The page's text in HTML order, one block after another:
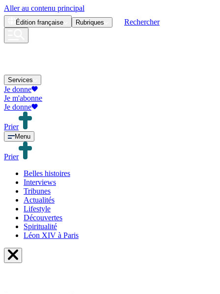
Aller au contenu principal
Édition française Rubriques Rechercher
Services
Je donne
Je m'abonne
Je donne
Prier
Menu
Prier
Belles histoires
Interviews
Tribunes
Actualités
Lifestyle
Découvertes
Spiritualité
Léon XIV à Paris